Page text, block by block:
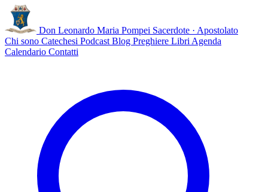
Don Leonardo Maria Pompei Sacerdote · Apostolato
Chi sono Catechesi Podcast Blog Preghiere Libri Agenda
Calendario Contatti